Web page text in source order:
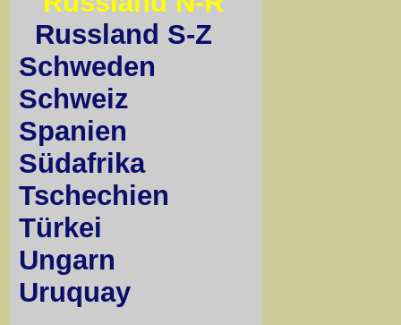
Russland S-Z
Schweden
Schweiz
Spanien
Südafrika
Tschechien
Türkei
Ungarn
Uruquay